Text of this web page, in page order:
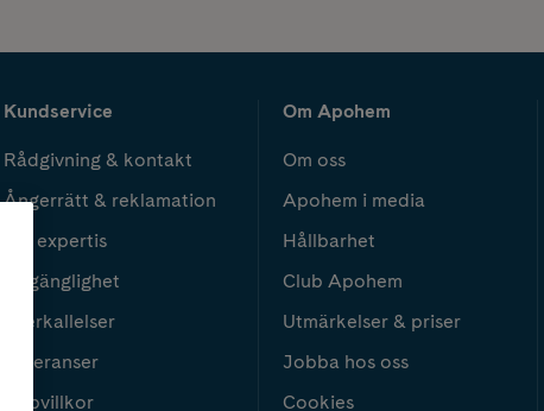
Kundservice
Rådgivning & kontakt
Ångerrätt & reklamation
Vår expertis
Tillgänglighet
Återkallelser
Leveranser
Köpvillkor
Om Apohem
Om oss
Apohem i media
Hållbarhet
Club Apohem
Utmärkelser & priser
Jobba hos oss
Cookies